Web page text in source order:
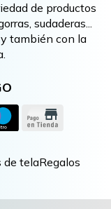
de productos
sudaderas...
también con la
de telaRegalos